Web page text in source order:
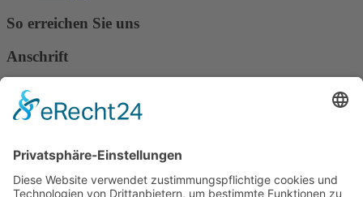
So erreichen Sie uns
Anschrift
Verband Deutscher Tierheilpraktiker e.V.
Verbandsverwaltung
Am Rosenbraken 12
E-Mail
Diese E-Mail-Adresse ist vor Spambots geschützt! Zur Anzeige